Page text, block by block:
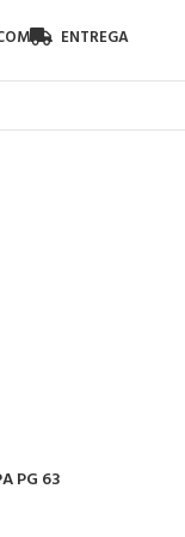
ENTREGA
PG 63